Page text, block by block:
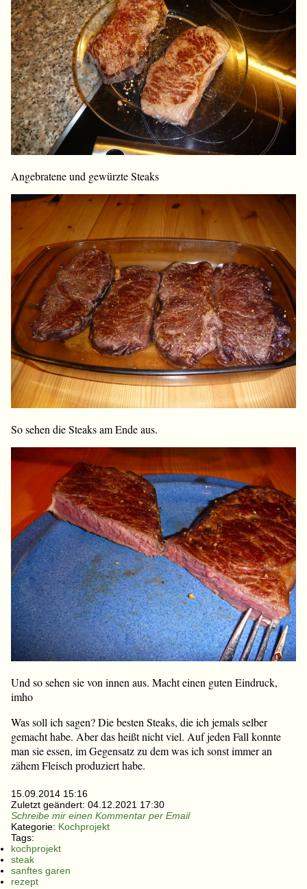
Angebratene und gewürzte Steaks
So sehen die Steaks am Ende aus.
Und so sehen sie von innen aus. Macht einen guten Eindruck,
imho
Was soll ich sagen? Die besten Steaks, die ich jemals selber
gemacht habe. Aber das heißt nicht viel. Auf jeden Fall konnte
man sie essen, im Gegensatz zu dem was ich sonst immer an
zähem Fleisch produziert habe.
15.09.2014 15:16
Zuletzt geändert: 04.12.2021 17:30
Schreibe mir einen Kommentar per Email
Kategorie: Kochprojekt
Tags:
kochprojekt
steak
sanftes garen
rezept